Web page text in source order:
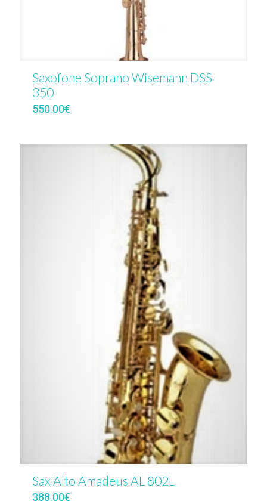
Saxofone Soprano Wisemann DSS
350
550.00€
Sax Alto Amadeus AL 802L
388.00€